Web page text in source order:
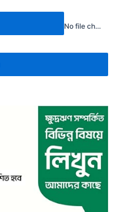
No file chosen